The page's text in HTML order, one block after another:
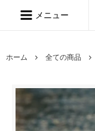
メニュー
ホーム 全ての商品